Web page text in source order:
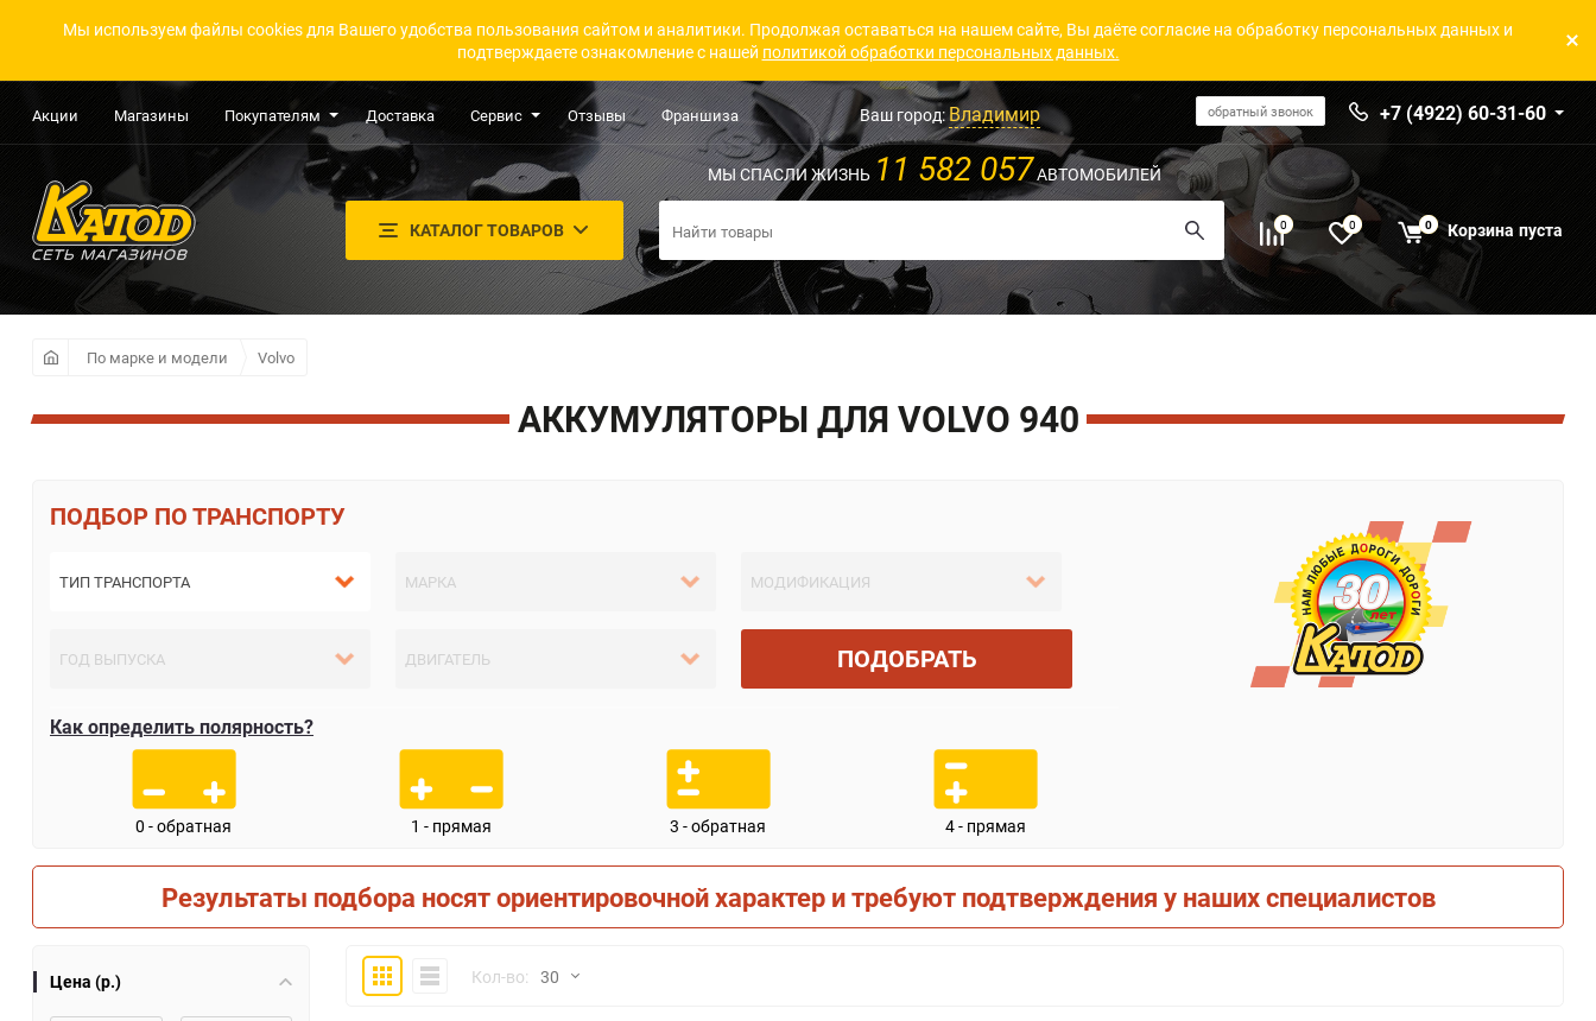
Мы используем файлы cookies для Вашего удобства пользования сайтом и аналитики. Продолжая оставаться на нашем сайте, Вы даёте согласие на обработку персональных данных и
подтверждаете ознакомление с нашей политикой обработки персональных данных.
Акции Магазины Покупателям Доставка Сервис Отзывы Франшиза Ваш город:Владимир обратный звонок +7 (4922) 60-31-60
КАТАЛОГ ТОВАРОВ
МЫ СПАСЛИ ЖИЗНЬ 11 582 057АВТОМОБИЛЕЙ
0 0 0 Корзина пуста
По марке и модели Volvo
АККУМУЛЯТОРЫ ДЛЯ VOLVO 940
ПО ТРАНСПОРТУ
ПОДОБРАТЬ
Как определить полярность?
0 - обратная 1 - прямая 3 - обратная 4 - прямая
Результаты подбора носят ориентировочной характер и требуют подтверждения у наших специалистов
Цена (р.)
ПлиткаКомпактноКол-во: 30